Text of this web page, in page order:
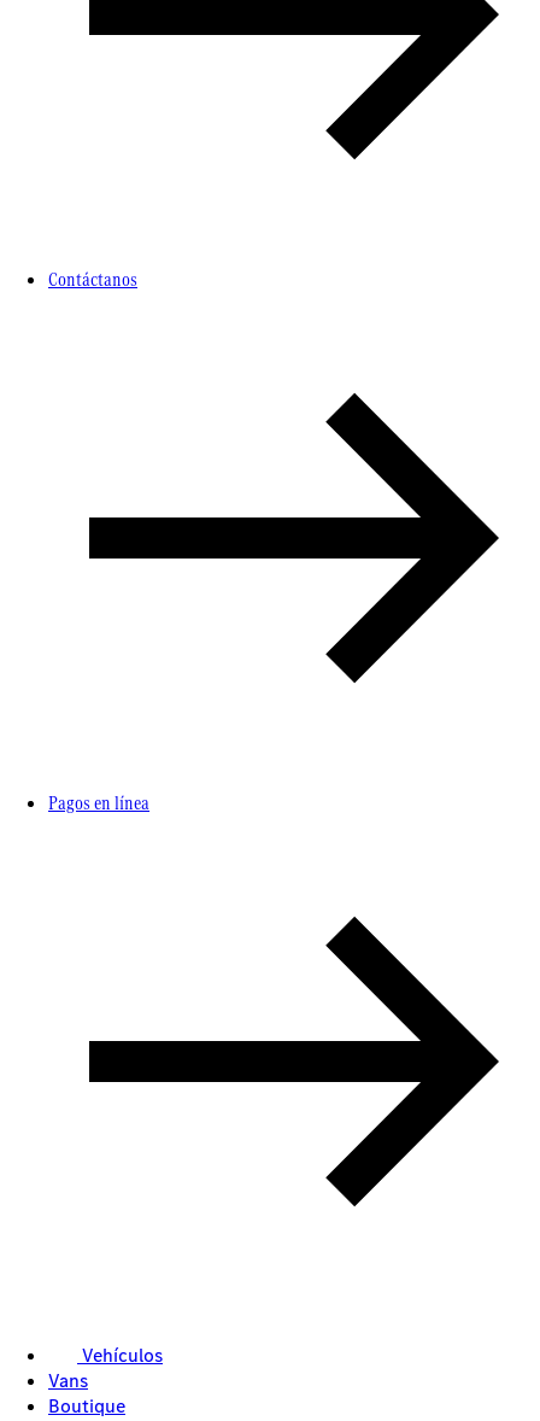
Contáctanos
Pagos en línea
Vehículos
Vans
Boutique